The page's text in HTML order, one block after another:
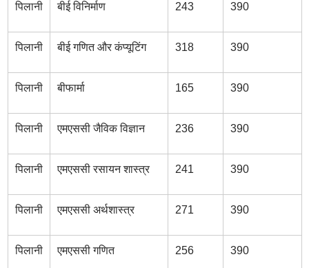
पिलानी बीई विनिर्माण 243 390
पिलानी बीई गणित और कंप्यूटिंग 318 390
पिलानी बीफार्मा 165 390
पिलानी एमएससी जैविक विज्ञान 236 390
पिलानी एमएससी रसायन शास्त्र 241 390
पिलानी एमएससी अर्थशास्त्र 271 390
पिलानी एमएससी गणित 256 390